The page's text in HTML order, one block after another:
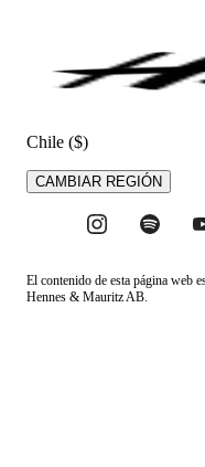
Chile ($)
CAMBIAR REGIÓN
El contenido de esta página web
Hennes & Mauritz AB.